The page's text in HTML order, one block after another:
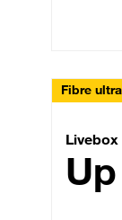
Fibre
Livebox
Up